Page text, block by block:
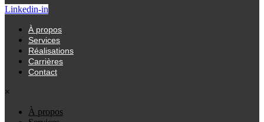
Linkedin-in
À propos
Services
Réalisations
Carrières
Contact
×
À propos